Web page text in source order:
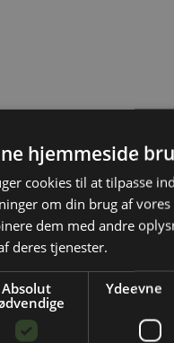
hjemmeside
cookies til at tilpasse
om din brug af
dem med andre
deres tjenester.
Absolut
Ydeevne